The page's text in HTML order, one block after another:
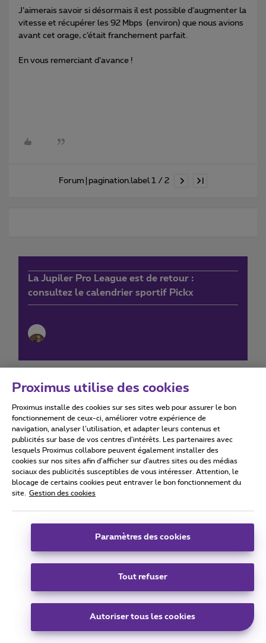
J’aimerais savoir si désormais il est possible d’augmenter la
vitesse et récupérer les 92 Mbps (environ) que nous avions
avant cet orage, c’était franchement parfait.
En vous remerciant d’avance !
Forum|pagination.label 1 / 2
La Jupiler Pro League est de retour :
consultez le calendrier sportif Pickx
Conditions d'utilisation Accessibility statement
Tous droits réservés. ©
Liste des prix et tarifs
Accessibilité
Vie privée
Politique de gestion des cookies
Cookie manager
Coordonnées de l’entreprise
Ce site a été créé et est géré conformément au droit belge.
Boulevard du Roi Albert II 27 - B-1030 Bruxelles.
Proximus Group
|Telindus
Proximus utilise des cookies
Proximus installe des cookies sur ses sites web pour assurer le bon
fonctionnement de ceux-ci, améliorer votre expérience de
navigation, analyser l’utilisation, et adapter leurs contenus et
publicités sur base de vos centres d’intérêts. Les partenaires avec
lesquels Proximus collabore peuvent également installer des
cookies sur nos sites afin d’afficher sur d'autres sites ou des médias
sociaux des publicités susceptibles de vous intéresser. Attention, le
blocage de certains cookies peut entraver le bon fonctionnement du
site.
Gestion des cookies
Paramètres des cookies
Tout refuser
Autoriser tous les cookies